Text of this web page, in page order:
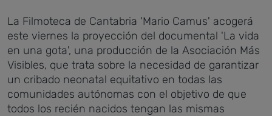
La Filmoteca de Cantabria 'Mario Camus' acogerá
este viernes la proyección del documental 'La vida
en una gota', una producción de la Asociación Más
Visibles, que trata sobre la necesidad de garantizar
un cribado neonatal equitativo en todas las
comunidades autónomas con el objetivo de que
todos los recién nacidos tengan las mismas